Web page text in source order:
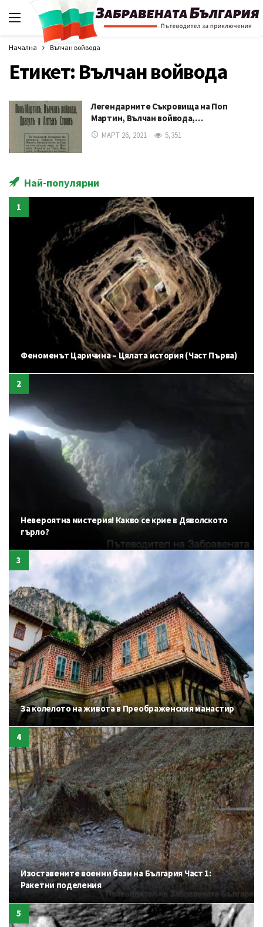
Начална Вълчан войвода
Етикет: Вълчан войвода
Легендарните Съкровища на Поп
Мартин, Вълчан войвода,…
МАРТ 26, 2021 5,351
Най-популярни
Феноменът Царичина – Цялата история (Част Първа)
Невероятна мистерия! Какво се крие в Дяволското
гърло?
За колелото на живота в Преображенския манастир
Изоставените военни бази на България Част 1:
Ракетни поделения